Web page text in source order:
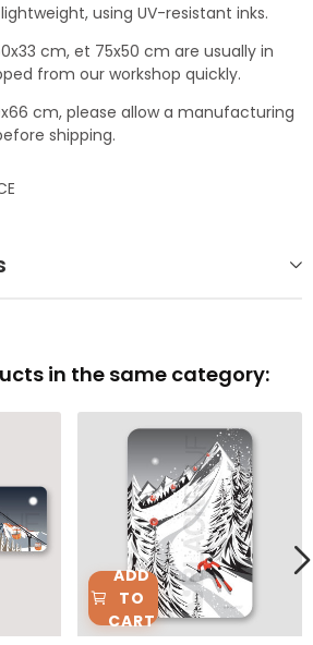
using UV-resistant inks.
cm, et 75x50 cm are usually in
from our workshop quickly.
cm, please allow a manufacturing
shipping.
in the same category:
ADD
TO
CART